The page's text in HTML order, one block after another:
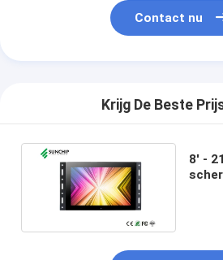
Contact nu
Krijg De Beste
8' -